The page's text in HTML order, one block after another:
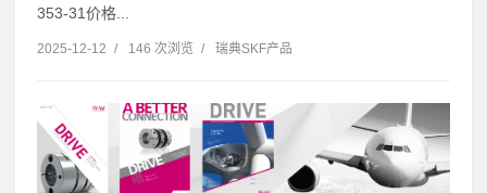
353-31价格...
2025-12-12 / 146 次浏览 / 瑞典SKF产品